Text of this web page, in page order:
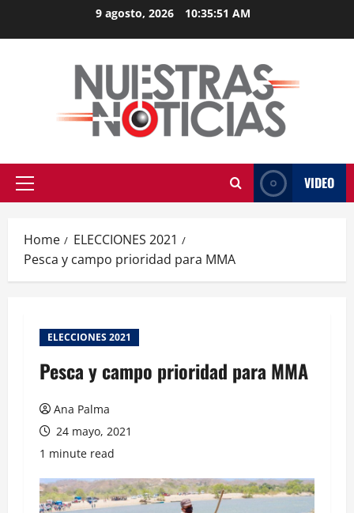
9 agosto, 2026 10:35:52 AM
Primary
VIDEO
Home
ELECCIONES 2021
Pesca y campo prioridad para MMA
ELECCIONES 2021
Pesca y campo prioridad para MMA
Ana Palma
24 mayo, 2021
1 minute read